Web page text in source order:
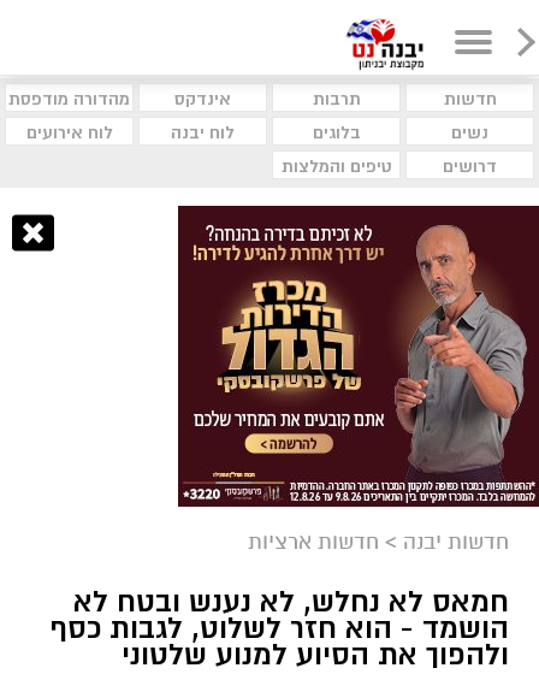
חדשות תרבות אינדקס
מהדורה מודפסת
נשים
בלוגים לוח יבנה
לוח אירועים
דרושים
טיפים והמלצות
חדשות יבנה > חדשות ארציות
חמאס לא נחלש, לא נענש ובטח לא
הושמד - הוא חזר לשלוט, לגבות כסף
ולהפוך את הסיוע למנוע שלטוני